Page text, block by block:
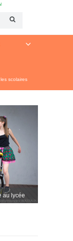
scolaires
au lycée